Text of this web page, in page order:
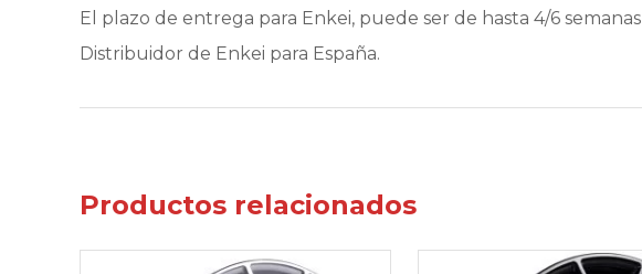
El plazo de entrega para Enkei, puede ser de hasta 4/6 semanas
Distribuidor de Enkei para España.
Productos relacionados